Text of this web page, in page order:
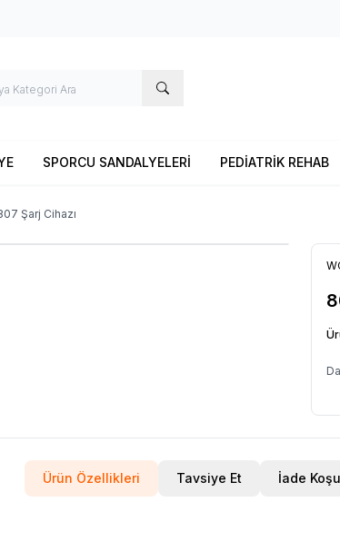
SPORCU SANDALYELERİ PEDİATRİK REHAB
Şarj Cihazı
Ürün Özellikleri Tavsiye Et İade